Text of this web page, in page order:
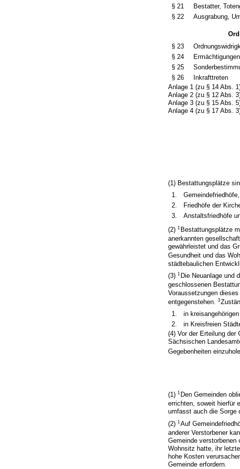
§ 21
Bestatter,
§ 22
Ausgrabung,
§ 23
§ 24
Ermächtigungen
§ 25
§ 26
Inkrafttreten
Anlage 1 (zu § 14 Abs.
Anlage 2 (zu § 12 Abs.
Anlage 3 (zu § 15 Abs.
Anlage 4 (zu § 17 Abs.
(1) Bestattungsplätze
1.
Gemeindefriedhöfe,
2.
Friedhöfe der
3.
Anstaltsfriedhöfe
(2)1 Bestattungsplätze
anerkannten
gewährleistet und das
Gesundheit und das
städtebaulichen
(3)1 Die Neuanlage und
geschlossenen
Voraussetzungen
entgegenstehen.3
1.
in
2.
in Kreisfreien
(4) Vor der Erteilung der
Sächsischen
Gegebenheiten
(1)1 Den Gemeinden
errichten, soweit hierfür
umfasst auch die Sorge
(2)1 Auf
anderer Verstorbener
Gemeinde
Wohnsitz hatte, ihr
hohe Kosten
Gemeinde erfordern.